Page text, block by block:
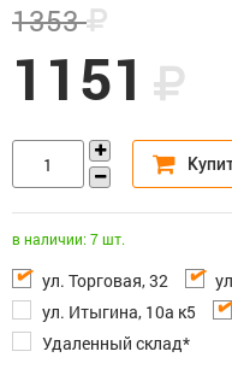
1353
1151
в наличии: 7 шт.
ул. Торговая, 32
ул. Итыгина, 10а к5
Удаленный склад*